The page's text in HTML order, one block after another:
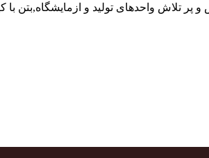
بچینگ پلانت با ظرفیت 2500 تن در کنار پرسنل متخصص و پر تلاش واحدهای